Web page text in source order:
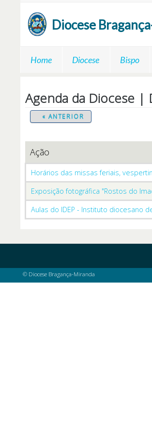
Diocese
Home Diocese Bispo
Agenda da Diocese |
« ANTERIOR
Ação
Horários das missas feriais,
Exposição fotográfica "Rostos do
Aulas do IDEP - Instituto diocesano
© Diocese Bragança-Miranda